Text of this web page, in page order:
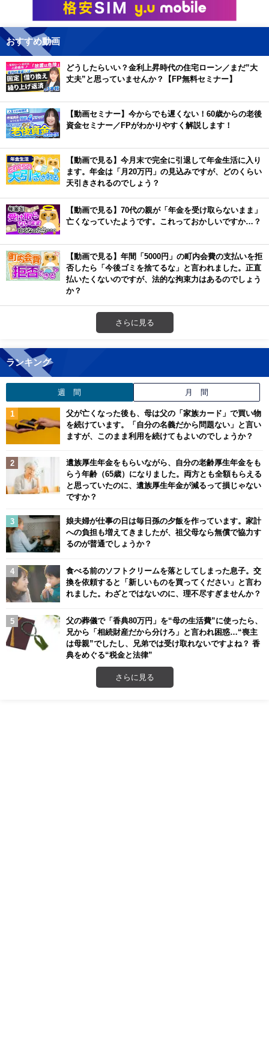
おすすめ動画
どうしたらいい？金利上昇時代の住宅ローン／まだ”大
丈夫”と思っていませんか？【FP無料セミナー】
【動画セミナー】今からでも遅くない！60歳からの老後
資金セミナー／FPがわかりやすく解説します！
【動画で見る】今月末で完全に引退して年金生活に入り
ます。年金は「月20万円」の見込みですが、どのくらい
天引きされるのでしょう？
【動画で見る】70代の親が「年金を受け取らないまま」
亡くなっていたようです。これっておかしいですか…？
【動画で見る】年間「5000円」の町内会費の支払いを拒
否したら「今後ゴミを捨てるな」と言われました。正直
払いたくないのですが、法的な拘束力はあるのでしょう
か？
さらに見る
ランキング
週 間 月 間
父が亡くなった後も、母は父の「家族カード」で買い物
を続けています。「自分の名義だから問題ない」と言い
ますが、このまま利用を続けてもよいのでしょうか？
遺族厚生年金をもらいながら、自分の老齢厚生年金をも
らう年齢（65歳）になりました。両方とも全額もらえる
と思っていたのに、遺族厚生年金が減るって損じゃない
ですか？
娘夫婦が仕事の日は毎日孫の夕飯を作っています。家計
への負担も増えてきましたが、祖父母なら無償で協力す
るのが普通でしょうか？
食べる前のソフトクリームを落としてしまった息子。交
換を依頼すると「新しいものを買ってください」と言わ
れました。わざとではないのに、理不尽すぎませんか？
父の葬儀で「香典80万円」を“母の生活費”に使ったら、
兄から「相続財産だから分けろ」と言われ困惑…“喪主
は母親”でしたし、兄弟では受け取れないですよね？ 香
典をめぐる“税金と法律”
さらに見る